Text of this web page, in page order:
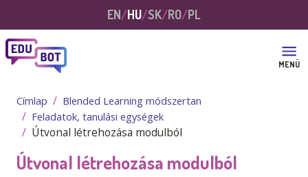
MENÜ
EN HU SK RO PL
Címlap
Blended Learning módszertan
Feladatok, tanulási egységek
Útvonal létrehozása modulból
Útvonal létrehozása modulból